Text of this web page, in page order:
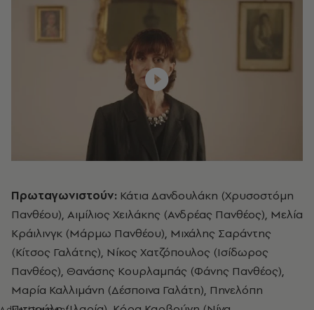
Πρωταγωνιστούν: Κάτια Δανδουλάκη (Χρυσοστόμη
Πανθέου), Αιμίλιος Χειλάκης (Ανδρέας Πανθέος), Μελία
Κράιλινγκ (Μάρμω Πανθέου), Μιχάλης Σαράντης
(Κίτσος Γαλάτης), Νίκος Χατζόπουλος (Ισίδωρος
Πανθέος), Θανάσης Κουρλαμπάς (Φάνης Πανθέος),
Μαρία Καλλιμάνη (Δέσποινα Γαλάτη), Πηνελόπη